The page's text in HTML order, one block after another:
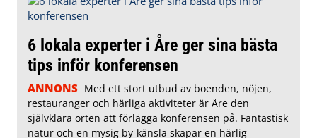
6 lokala experter i Åre ger sina bästa
tips inför konferensen
ANNONS Med ett stort utbud av boenden, nöjen,
restauranger och härliga aktiviteter är Åre den
självklara orten att förlägga konferensen på. Fantastisk
natur och en mysig by-känsla skapar en härlig